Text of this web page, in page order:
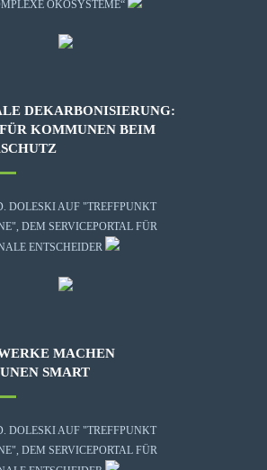
ÖKOSYSTEME“
DEKARBONISIERUNG:
KOMMUNEN BEIM
DOLESKI AUF "TREFFPUNKT
DEM SERVICEPORTAL FÜR
ENTSCHEIDER
MACHEN
SMART
DOLESKI AUF "TREFFPUNKT
DEM SERVICEPORTAL FÜR